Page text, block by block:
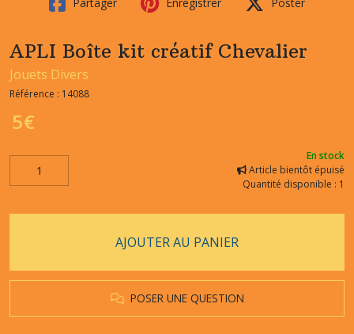
APLI Boîte kit créatif Chevalier
Jouets Divers
Référence : 14088
5€
En stock
Article bientôt épuisé
Quantité disponible : 1
AJOUTER AU PANIER
POSER UNE QUESTION